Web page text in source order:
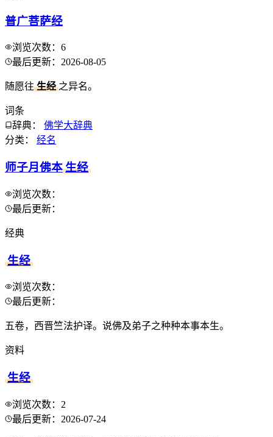
普广菩萨经
浏览次数： 6
最后更新： 2026-08-05
随愿往 生经 之异名。
词条
辞典： 佛学大辞典
分类： 经名
师子月佛本生经
浏览次数：
最后更新：
经典
生经
浏览次数：
最后更新：
五卷，西晋竺法护译。说佛及弟子之种种本事本生。
资料
生经
浏览次数： 2
最后更新： 2026-07-24